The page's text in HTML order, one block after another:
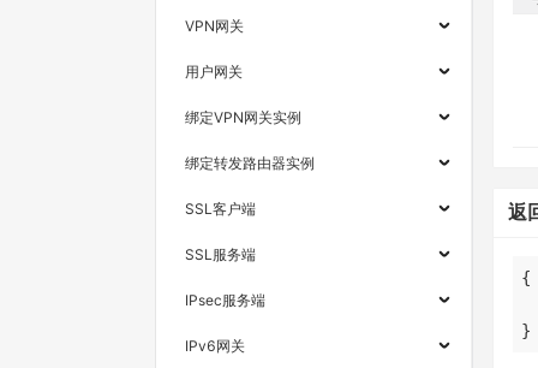
VPN网关
用户网关
绑定VPN网关实例
绑定转发路由器实例
SSL客户端
SSL服务端
IPsec服务端
IPv6网关
返
}